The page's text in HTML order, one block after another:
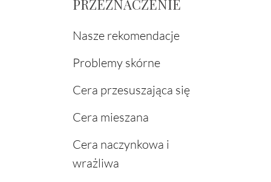
PRZEZNACZENIE
Nasze rekomendacje
Problemy skórne
Cera przesuszająca się
Cera mieszana
Cera naczynkowa i
wrażliwa